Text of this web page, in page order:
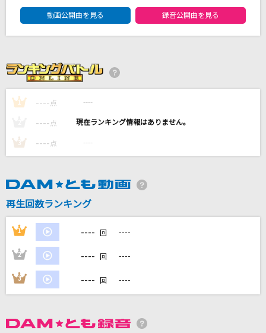
みきとP
[生音]Who...
浜崎あゆみ
モニタリング
空想フォレスト
じん(自然の敵P) feat.IA
DAMの新曲・ランキングなど
DAM★ともボーカルエントリーランキング
動画公開曲を見る
録音公開曲を見る
1 ---- 点 ----
---- 点 ----
3 ---- 点 ----
再生回数ランキング
1 ---- 回 ----
2 ---- 回 ----
3 ---- 回 ----